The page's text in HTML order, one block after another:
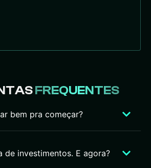
FREQUENTES
bem pra começar?
de investimentos. E agora?